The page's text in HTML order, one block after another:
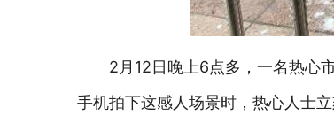
2月12日晚上6点多，一名热心
手机拍下这感人场景时，热心人士